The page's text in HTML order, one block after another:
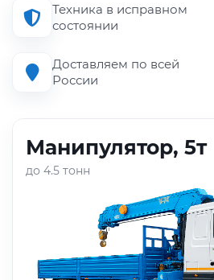
Техника в исправном
состоянии
Доставляем по всей
России
Манипулятор, 5т
до 4.5 тонн